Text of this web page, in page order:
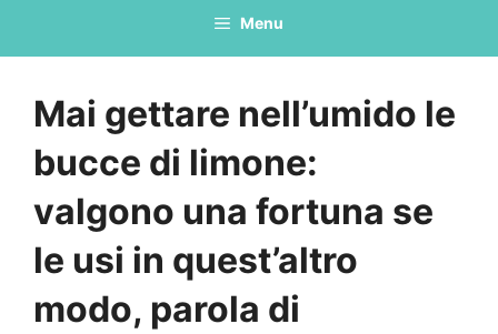
Menu
Mai gettare nell’umido le
bucce di limone:
valgono una fortuna se
le usi in quest’altro
modo, parola di